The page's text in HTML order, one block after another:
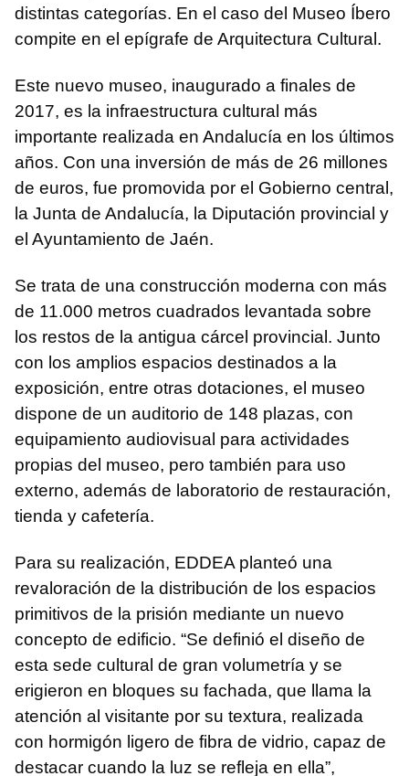
distintas categorías. En el caso del Museo Íbero
compite en el epígrafe de Arquitectura Cultural.
Este nuevo museo, inaugurado a finales de
2017, es la infraestructura cultural más
importante realizada en Andalucía en los últimos
años. Con una inversión de más de 26 millones
de euros, fue promovida por el Gobierno central,
la Junta de Andalucía, la Diputación provincial y
el Ayuntamiento de Jaén.
Se trata de una construcción moderna con más
de 11.000 metros cuadrados levantada sobre
los restos de la antigua cárcel provincial. Junto
con los amplios espacios destinados a la
exposición, entre otras dotaciones, el museo
dispone de un auditorio de 148 plazas, con
equipamiento audiovisual para actividades
propias del museo, pero también para uso
externo, además de laboratorio de restauración,
tienda y cafetería.
Para su realización, EDDEA planteó una
revaloración de la distribución de los espacios
primitivos de la prisión mediante un nuevo
concepto de edificio. “Se definió el diseño de
esta sede cultural de gran volumetría y se
erigieron en bloques su fachada, que llama la
atención al visitante por su textura, realizada
con hormigón ligero de fibra de vidrio, capaz de
destacar cuando la luz se refleja en ella”,